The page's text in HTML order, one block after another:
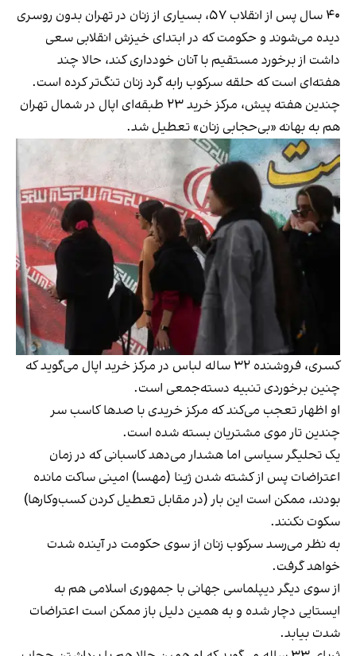
۴۰ سال پس از انقلاب ۵۷، بسیاری از زنان در تهران بدون روسری
دیده می‌شوند و حکومت که در ابتدای خیزش انقلابی سعی
داشت از برخورد مستقیم با آنان خودداری کند، حالا چند
هفته‌ای است که حلقه سرکوب رابه گرد زنان تنگ‌تر کرده است.
چندین هفته پیش، مرکز خرید ۲۳ طبقه‌ای اپال در شمال تهران
هم به بهانه «بی‌حجابی زنان» تعطیل شد.
کسری، فروشنده ۳۲ ساله لباس در مرکز خرید اپال می‌گوید که
چنین برخوردی تنبیه دسته‌جمعی است.
او اظهار تعجب می‌کند که مرکز خریدی با صدها کاسب سر
چندین تار موی مشتریان بسته شده است.
یک تحلیگر سیاسی اما هشدار می‌دهد کاسبانی که در زمان
اعتراضات پس از کشته شدن ژینا (مهسا) امینی ساکت مانده
بودند، ممکن است این بار (در مقابل تعطیل کردن کسب‌وکارها)
سکوت نکنند.
به نظر می‌رسد سرکوب زنان از سوی حکومت در آینده شدت
خواهد گرفت.
از سوی دیگر دیپلماسی جهانی با جمهوری اسلامی هم به
ایستایی دچار شده و به همین دلیل باز ممکن است اعتراضات
شدت بیابد.